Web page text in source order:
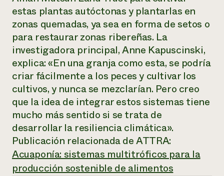
LIHEAP
Centro de intercambio de información AgriSolar
Internship Hub
Buscar prácticas
Contratar a un becario
un
Llame a la
directa de
1-800-346-
comunidad.
DONAR AHORA
estas plantas autóctonas y plantarlas en
zonas quemadas, ya sea en forma de setos o
para restaurar zonas ribereñas. La
investigadora principal, Anne Kapuscinski,
explica: «En una granja como esta, se podría
criar fácilmente a los peces y cultivar los
cultivos, y nunca se mezclarían. Pero creo
que la idea de integrar estos sistemas tiene
mucho más sentido si se trata de
desarrollar la resiliencia climática».
Publicación relacionada de ATTRA:
Acuaponía: sistemas multitróficos para la
producción sostenible de alimentos